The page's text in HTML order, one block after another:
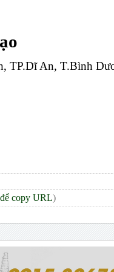
TP.Dĩ An, T.Bình
copy URL)